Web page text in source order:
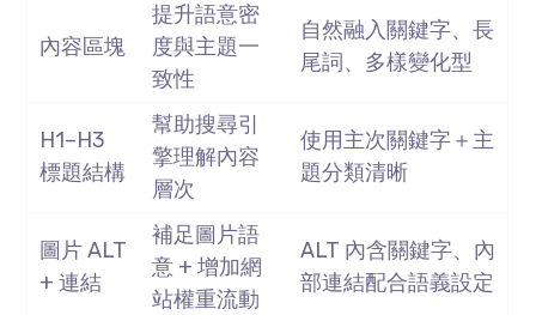
內容區塊
提升語意密
度與主題一
致性
自然融入關鍵字、長
尾詞、多樣變化型
H1–H3
標題結構
幫助搜尋引
擎理解內容
層次
使用主次關鍵字＋主
題分類清晰
圖片ALT
+連結
補足圖片語
意 +增加網
站權重流動
ALT 內含關鍵字、內
部連結配合語義設定